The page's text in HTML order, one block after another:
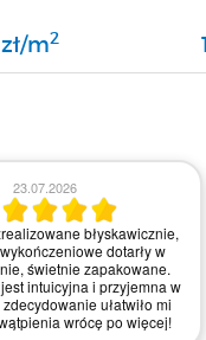
m2
23.07.2026
błyskawicznie,
dotarły w
świetnie zapakowane.
intuicyjna i przyjemna w
ułatwiło mi
wrócę po więcej!